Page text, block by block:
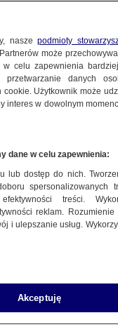
że
się, że poniesie
się również
naszepodmioty
może
celu zapewnienia
danych
Użytkownik może
interes w dowolnym
dane w celu zapewnienia:
lub dostęp do nich.
spersonalizowanych
treści.
reklam.
i ulepszanie usług.
Akceptuję